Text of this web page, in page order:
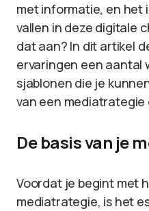
met informatie, en het
vallen in deze digitale
dat aan? In dit artikel
ervaringen een aantal
sjablonen die je
van een mediatrategie
De basis van je
Voordat je begint met
mediatrategie, is het